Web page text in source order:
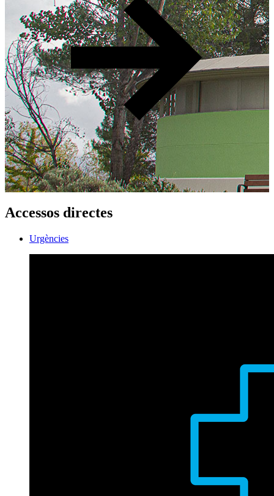
Accessos directes
Urgències